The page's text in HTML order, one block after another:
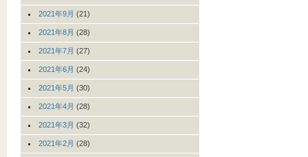
2021年9月 (21)
2021年8月 (28)
2021年7月 (27)
2021年6月 (24)
2021年5月 (30)
2021年4月 (28)
2021年3月 (32)
2021年2月 (28)